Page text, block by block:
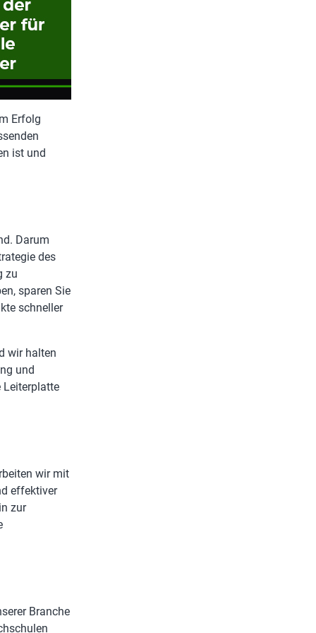
Erfolg
ist und
Darum
des
zu
sparen Sie
schneller
wir halten
und
Leiterplatte
wir mit
effektiver
zur
Branche